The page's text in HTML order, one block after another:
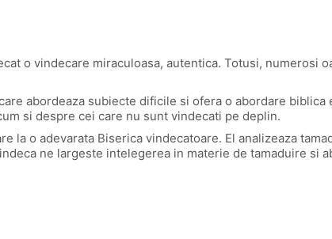
o vindecare miraculoasa, autentica. Totusi, numerosi
abordeaza subiecte dificile si ofera o abordare
si despre cei care nu sunt vindecati pe deplin.
la o adevarata Biserica vindecatoare. El analizeaza
ne largeste intelegerea in materie de tamaduire si